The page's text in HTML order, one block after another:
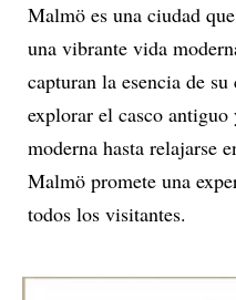
Malmö es una ciudad
una vibrante vida
capturan la esencia de
explorar el casco
moderna hasta relajarse
Malmö promete una
todos los visitantes.